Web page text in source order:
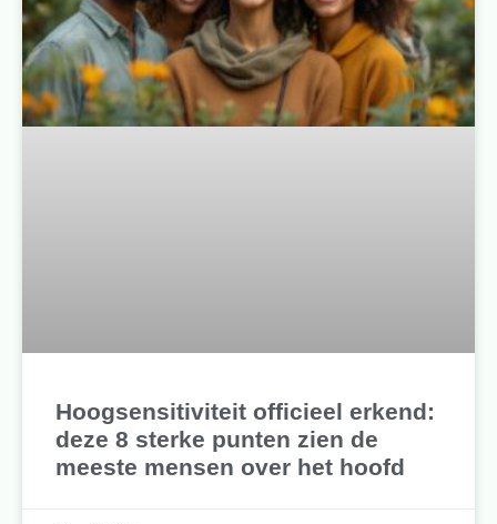
Hoogsensitiviteit officieel erkend:
deze 8 sterke punten zien de
meeste mensen over het hoofd